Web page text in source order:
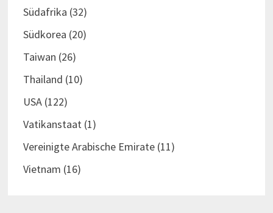
Südafrika (32)
Südkorea (20)
Taiwan (26)
Thailand (10)
USA(122)
Vatikanstaat (1)
Vereinigte Arabische Emirate(11)
Vietnam (16)